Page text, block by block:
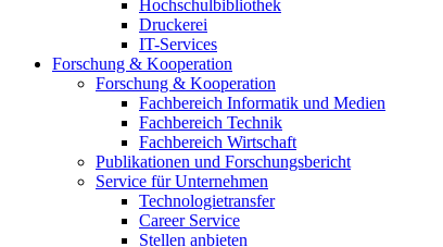
Hochschulbibliothek
Druckerei
IT-Services
Forschung & Kooperation
Forschung & Kooperation
Fachbereich Informatik und Medien
Fachbereich Technik
Fachbereich Wirtschaft
Publikationen und Forschungsbericht
Service für Unternehmen
Technologietransfer
Career Service
Stellen anbieten